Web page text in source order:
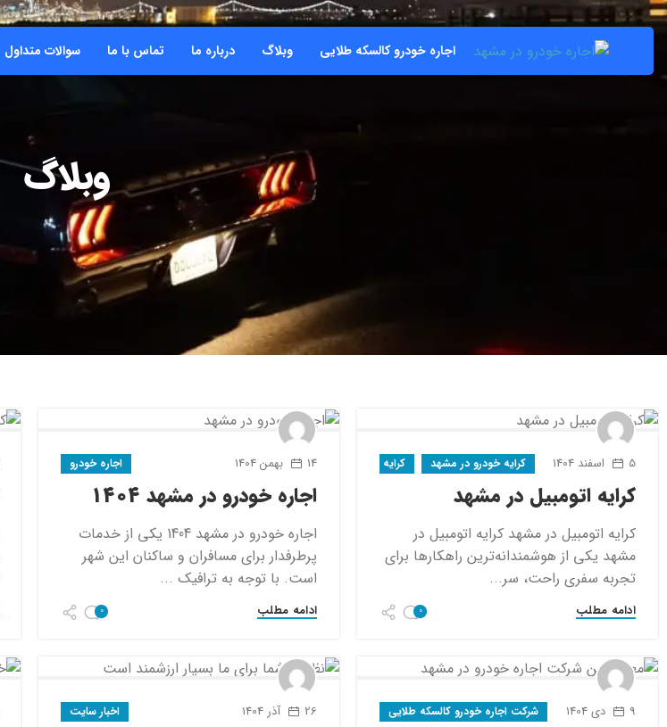
اجاره خودرو کالسکه طلایی وبلاگ درباره ما تماس با ما سوالات متداول
وبلاگ
5 اسفند 1404 کرایه خودرو در مشهد کرایه ماشین در مشهد
کرایه اتومبیل در مشهد
کرایه اتومبیل در مشهد کرایه اتومبیل در
مشهد یکی از هوشمندانه‌ترین راهکارها برای
تجربه سفری راحت، سر...
ادامه مطلب 0
14 بهمن 1404 اجاره خودرو
اجاره خودرو در مشهد 1404
اجاره خودرو در مشهد 1404 یکی از خدمات
پرطرفدار برای مسافران و ساکنان این شهر
است. با توجه به ترافیک ...
ادامه مطلب 0
9 دی 1404 شرکت اجاره خودرو کالسکه طلایی 26 آذر 1404 اخبار سایت